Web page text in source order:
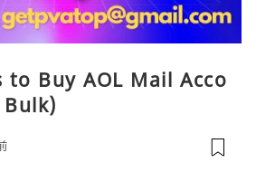
to Buy AOL Mail Acco
Bulk)